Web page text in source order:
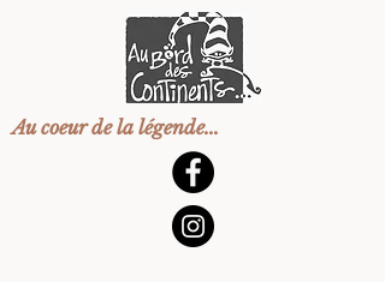
Au coeur de la légende...